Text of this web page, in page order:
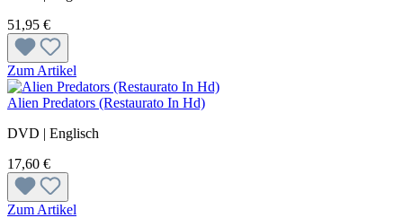
51,95 €
Zum Artikel
Alien Predators (Restaurato In Hd)
DVD | Englisch
17,60 €
Zum Artikel